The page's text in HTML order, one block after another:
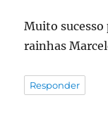
Muito sucesso
rainhas
Responder